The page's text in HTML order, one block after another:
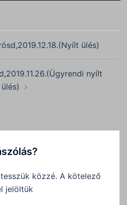
ülés)
nyílt
ülés)
közzé. A kötelező
jelöltük